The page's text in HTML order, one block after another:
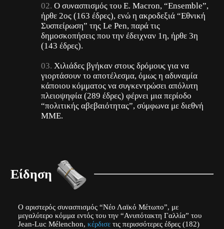
Ο συνασπισμός του E. Macron, “Εnsemble”,
ήρθε 2ος (163 έδρες), ενώ η ακροδεξιά “Εθνική
Συσπείρωση” της Le Pen, παρά τις
δημοσκοπήσεις που την έδειχναν 1η, ήρθε 3η
(143 έδρες).
Χιλιάδες βγήκαν στους δρόμους για να
γιορτάσουν το αποτέλεσμα, όμως η αδυναμία
κάποιου κόμματος να συγκεντρώσει απόλυτη
πλειοψηφία (289 έδρες) φέρνει μια περίοδο
“πολιτικής αβεβαιότητας”, σύμφωνα με διεθνή
ΜΜΕ.
Είδηση
Ο αριστερός συνασπισμός “Νέο Λαϊκό Μέτωπο”, με
μεγαλύτερο κόμμα εντός του την “Ανυπότακτη Γαλλία” του
Jean-Luc Mélenchon, κέρδισετις περισσότερες έδρες (182)